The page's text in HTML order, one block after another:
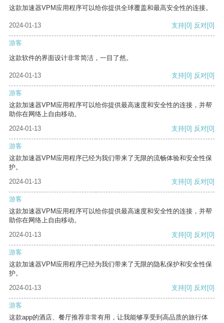
这款加速器VPM应用程序可以给你提供全球覆盖和最高安全性的连接。
2024-01-13 支持[0] 反对[0]
游客
这款软件的界面设计非常简洁，一目了然。
2024-01-13 支持[0] 反对[0]
游客
这款加速器VPM应用程序可以给你提供最高速度和安全性的连接，并帮
助你在网络上自由移动。
2024-01-13
支持[0] 反对[0]
游客
这款加速器VPM应用程序已经为我们带来了无限的流畅体验和安全性保
护。
2024-01-13
支持[0] 反对[0]
游客
这款加速器VPM应用程序可以给你提供最高速度和安全性的连接，并帮
助你在网络上自由移动。
2024-01-13
支持[0] 反对[0]
游客
这款加速器VPM应用程序已经为我们带来了无限的隐私保护和安全性保
护。
2024-01-13
支持[0] 反对[0]
游客
这款app的酒店、餐厅推荐非常有用，让我能够享受到高品质的旅行体